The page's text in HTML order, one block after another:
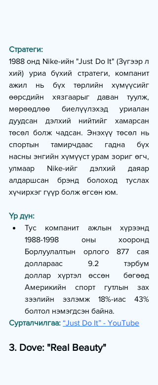
Стратеги:
1988 онд Nike-ийн "Just Do It" (Зүгээр л
хий) уриа бүхий стратеги, компанит
ажил нь бүх төрлийн хүмүүсийг
өөрсдийн хязгаарыг даван туулж,
мөрөөдлөө биелүүлэхэд уриалан
дуудсан дэлхий нийтийг хамарсан
төсөл болж чадсан. Энэхүү төсөл нь
спортын тамирчдаас гадна бүх
насны энгийн хүмүүст урам зориг өгч,
улмаар Nike-ийг дэлхий даяар
алдаршсан брэнд болоход туслах
хүчирхэг гүүр болж өгсөн юм.
Үр дүн:
Тус компанит ажлын хүрээнд
1988-1998 оны хооронд
Борлуулалтын орлого 877 сая
доллараас 9.2 тэрбум
доллар хүртэл өссөн  бөгөөд
Америкийн спорт гутлын зах
зээлийн эзлэмж 18%-иас 43%
болтол нэмэгдсэн байна.
Сурталчилгаа: “Just Do It” - YouTube
3. Dove: "Real Beauty"